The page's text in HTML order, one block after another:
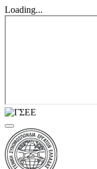
Loading...